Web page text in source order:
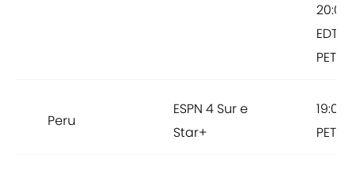
20:00
PET
Peru
ESPN 4 Sur e
Star+
19:00
PET